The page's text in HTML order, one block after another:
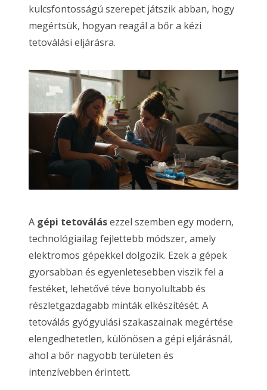
kulcsfontosságú szerepet játszik abban, hogy
megértsük, hogyan reagál a bőr a kézi
tetoválási eljárásra.
A gépi tetoválásezzel szemben egy modern,
technológiailag fejlettebb módszer, amely
elektromos gépekkel dolgozik. Ezek a gépek
gyorsabban és egyenletesebben viszik fel a
festéket, lehetővé téve bonyolultabb és
részletgazdagabb minták elkészítését. A
tetoválás gyógyulási szakaszainak megértése
elengedhetetlen, különösen a gépi eljárásnál,
ahol a bőr nagyobb területen és
intenzívebben érintett.